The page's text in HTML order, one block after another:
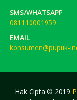
SMS/WHATSAPP
081110001959
EMAIL
konsumen@pupuk-
Hak Cipta © 2019